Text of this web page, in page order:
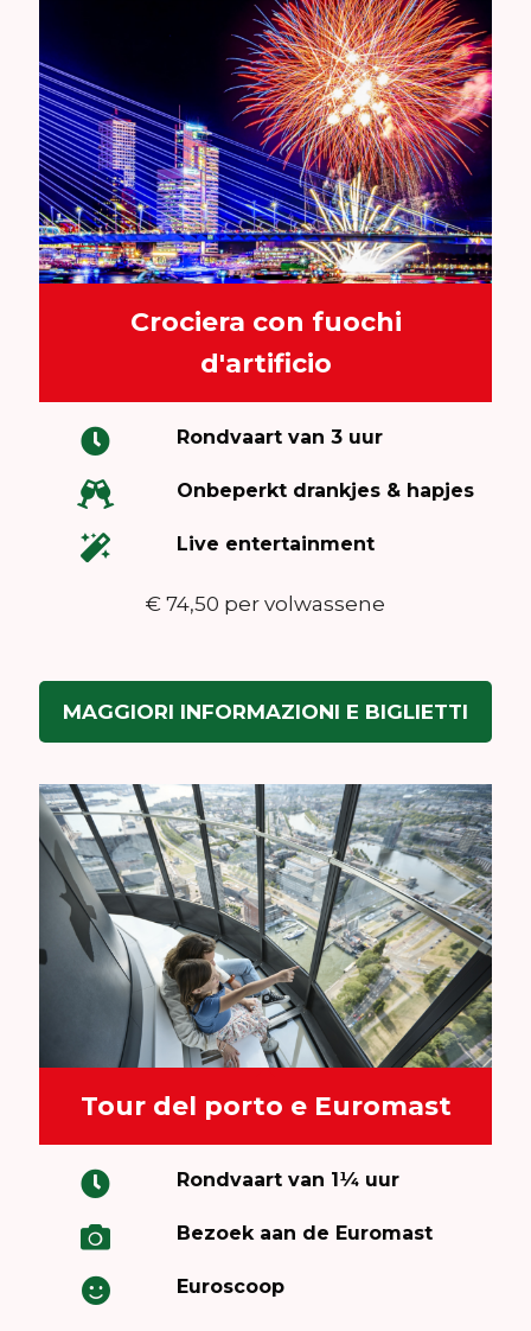
Crociera con fuochi
d'artificio
Rondvaart van 3 uur
Onbeperkt drankjes & hapjes
Live entertainment
€ 74,50 per volwassene
MAGGIORI INFORMAZIONI E BIGLIETTI
Tour del porto e Euromast
Rondvaart van 1¼ uur
Bezoek aan de Euromast
Euroscoop